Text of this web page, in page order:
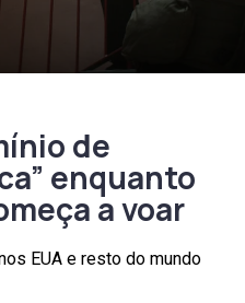
de
enquanto
a voar
EUA e resto do mundo